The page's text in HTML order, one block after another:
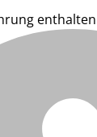
enthalten